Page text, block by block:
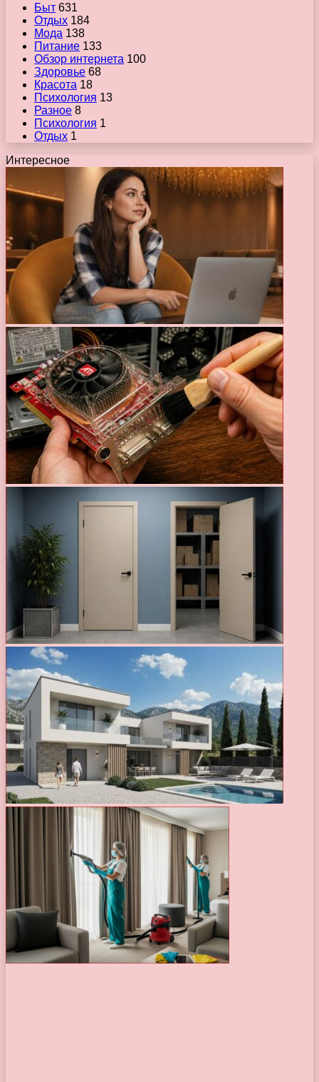
Быт 631
Отдых 184
Мода 138
Питание 133
Обзор интернета 100
Здоровье 68
Красота 18
Психология 13
Разное 8
Психология 1
Отдых 1
Интересное